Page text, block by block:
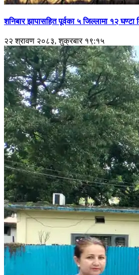
शनिबार झापासहित पूर्वका ५ जिल्लामा १२ घण्टा
२२ श्रावण २०८३, शुक्रबार १९:१५